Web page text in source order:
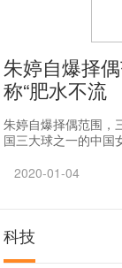
朱婷自爆择
称“肥水不流
朱婷自爆择偶范围，
国三大球之一的中国
2020-01-04
科技